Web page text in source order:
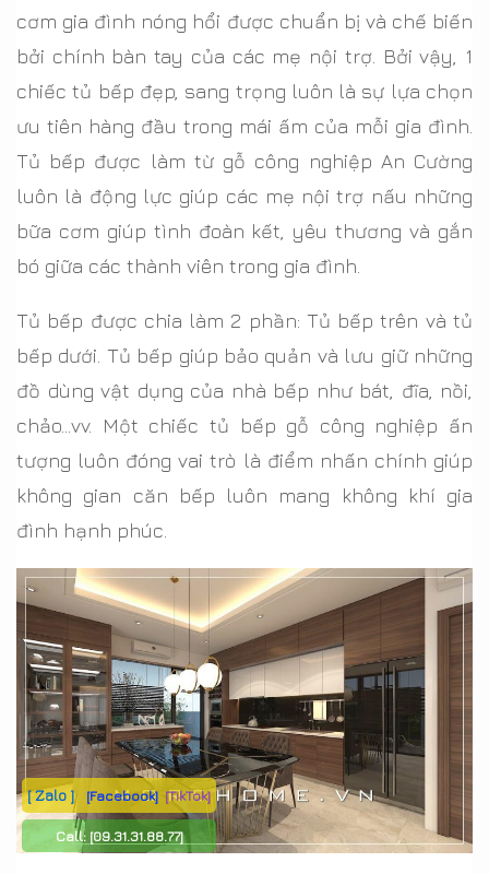
cơm gia đình nóng hổi được chuẩn bị và chế biến
bởi chính bàn tay của các mẹ nội trợ. Bởi vậy, 1
chiếc tủ bếp đẹp, sang trọng luôn là sự lựa chọn
ưu tiên hàng đầu trong mái ấm của mỗi gia đình.
Tủ bếp được làm từ gỗ công nghiệp An Cường
luôn là động lực giúp các mẹ nội trợ nấu những
bữa cơm giúp tình đoàn kết, yêu thương và gắn
bó giữa các thành viên trong gia đình.
Tủ bếp được chia làm 2 phần: Tủ bếp trên và tủ
bếp dưới. Tủ bếp giúp bảo quản và lưu giữ những
đồ dùng vật dụng của nhà bếp như bát, đĩa, nồi,
chảo…vv. Một chiếc tủ bếp gỗ công nghiệp ấn
tượng luôn đóng vai trò là điểm nhấn chính giúp
không gian căn bếp luôn mang không khí gia
đình hạnh phúc.
[ Zalo ] [Facebook] [TikTok]
Call: [09.31.31.88.77]